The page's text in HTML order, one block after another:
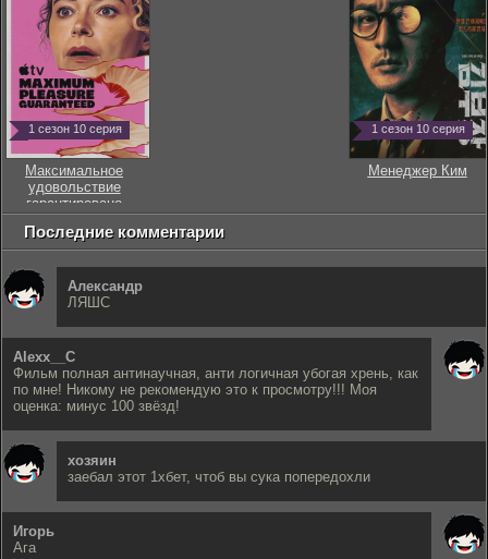
1 сезон 10 серия
Максимальное
удовольствие
гарантировано
1 сезон 10 серия
Менеджер Ким
Последние комментарии
Александр
ЛЯШС
Alexx__C
Фильм полная антинаучная, анти логичная убогая хрень, как
по мне! Никому не рекомендую это к просмотру!!! Моя
оценка: минус 100 звёзд!
хозяин
заебал этот 1хбет, чтоб вы сука попередохли
Игорь
Ага